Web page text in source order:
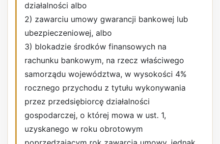
działalności albo
2) zawarciu umowy gwarancji bankowej lub
ubezpieczeniowej, albo
3) blokadzie środków finansowych na
rachunku bankowym, na rzecz właściwego
samorządu województwa, w wysokości 4%
rocznego przychodu z tytułu wykonywania
przez przedsiębiorcę działalności
gospodarczej, o której mowa w ust. 1,
uzyskanego w roku obrotowym